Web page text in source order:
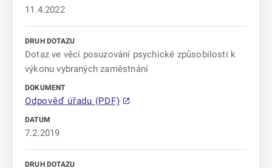
11.4.2022
Dotaz ve věci posuzování psychické způsobilosti k
výkonu vybraných zaměstnání
Odpověď úřadu (PDF)
7.2.2019